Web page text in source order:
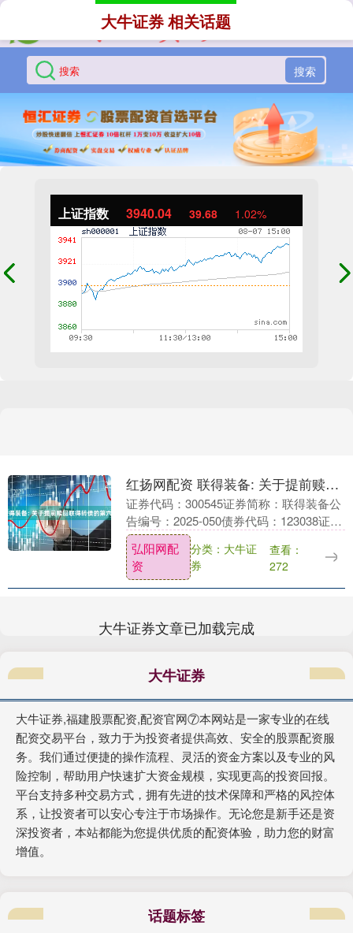
搜索
上证指数 3940.04 39.68 1.02%
大牛证券 相关话题
红扬网配资 联得装备: 关于提前赎回联得转债的第六次提示性公告
证券代码：300545证券简称：联得装备公
告编号：2025-050债券代码：123038证券
简称：联得转债深圳市联得自动化装备股
份有限公司本公司及董事会全体成员....
弘阳网配
资
分类：大牛证
券
查看：
272
大牛证券文章已加载完成
大牛证券
大牛证券,福建股票配资,配资官网⑦本网站是一家专业的在线
配资交易平台，致力于为投资者提供高效、安全的股票配资服
务。我们通过便捷的操作流程、灵活的资金方案以及专业的风
险控制，帮助用户快速扩大资金规模，实现更高的投资回报。
平台支持多种交易方式，拥有先进的技术保障和严格的风控体
系，让投资者可以安心专注于市场操作。无论您是新手还是资
深投资者，本站都能为您提供优质的配资体验，助力您的财富
增值。
话题标签